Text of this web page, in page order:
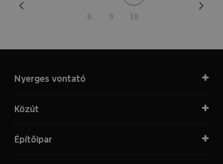
8 9 10
Nyerges vontató
Közút
Építőipar